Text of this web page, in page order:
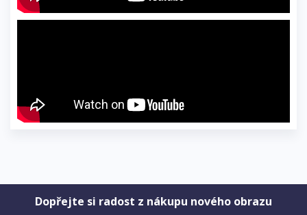
Dopřejte si radost z nákupu nového obrazu